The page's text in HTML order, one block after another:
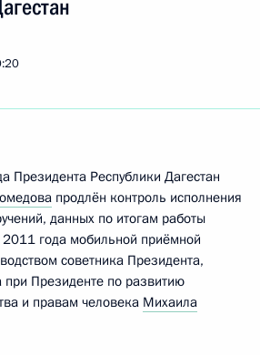
Президента Республики Дагестан
продлён контроль исполнения
данных по итогам работы
года мобильной приёмной
советника Президента,
при Президенте по развитию
и правам человека Михаила